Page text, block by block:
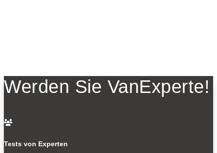
Werden Sie VanExperte!

Tests von Experten